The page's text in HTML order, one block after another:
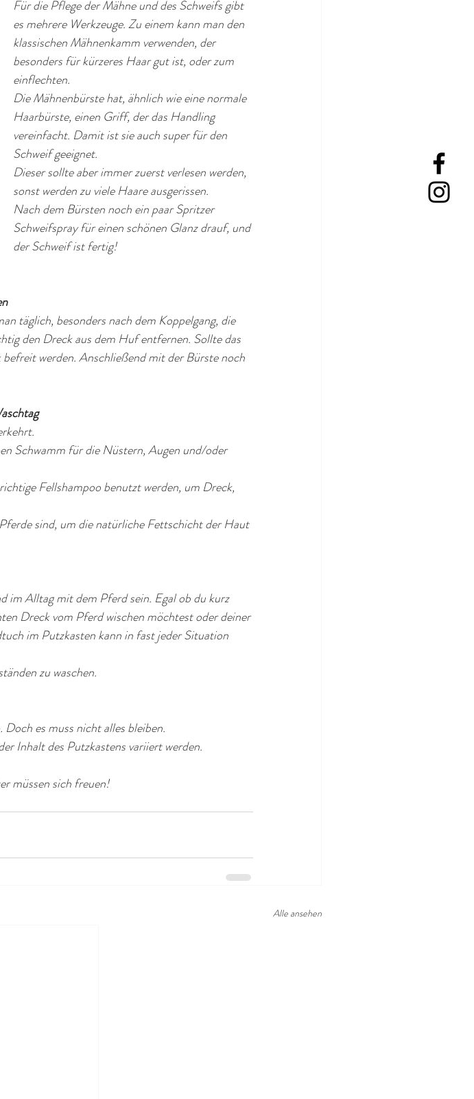
Für die Pflege der Mähne und des Schweifs gibt
es mehrere Werkzeuge. Zu einem kann man den
klassischen Mähnenkamm verwenden, der
besonders für kürzeres Haar gut ist, oder zum
einflechten.
Die Mähnenbürste hat, ähnlich wie eine normale
Haarbürste, einen Griff, der das Handling
vereinfacht. Damit ist sie auch super für den
Schweif geeignet.
Dieser sollte aber immer zuerst verlesen werden,
sonst werden zu viele Haare ausgerissen.
Nach dem Bürsten noch ein paar Spritzer
Schweifspray für einen schönen Glanz drauf, und
der Schweif ist fertig!
täglich, besonders nach dem Koppelgang, die
den Dreck aus dem Huf entfernen. Sollte das
werden. Anschließend mit der Bürste noch
Schwamm für die Nüstern, Augen und/oder
Fellshampoo benutzt werden, um Dreck,
sind, um die natürliche Fettschicht der Haut
im Alltag mit dem Pferd sein. Egal ob du kurz
Dreck vom Pferd wischen möchtest oder deiner
im Putzkasten kann in fast jeder Situation
zu waschen.
es muss nicht alles bleiben.
Inhalt des Putzkastens variiert werden.
müssen sich freuen!
Alle ansehen